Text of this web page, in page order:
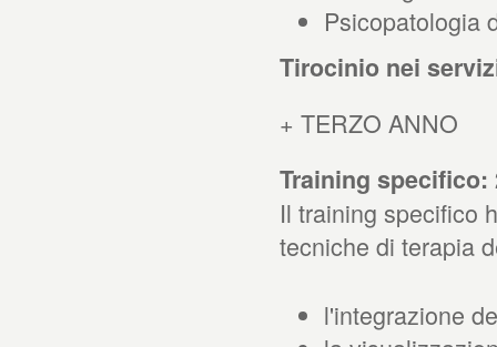
Psicopatologia
Tirocinio nei
+ TERZO ANNO
Training specifico:
Il training specifico
tecniche di terapia
l'integrazione